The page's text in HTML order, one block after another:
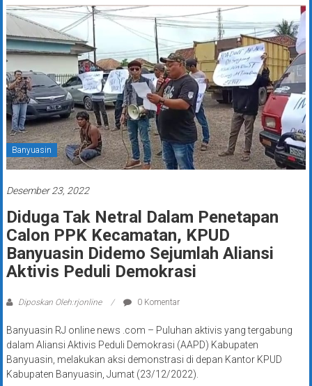
Banyuasin
Desember 23, 2022
Diduga Tak Netral Dalam Penetapan
Calon PPK Kecamatan, KPUD
Banyuasin Didemo Sejumlah Aliansi
Aktivis Peduli Demokrasi
Diposkan Oleh:rjonline 0 Komentar
Banyuasin RJ online news .com – Puluhan aktivis yang tergabung
dalam Aliansi Aktivis Peduli Demokrasi (AAPD) Kabupaten
Banyuasin, melakukan aksi demonstrasi di depan Kantor KPUD
Kabupaten Banyuasin, Jumat (23/12/2022).